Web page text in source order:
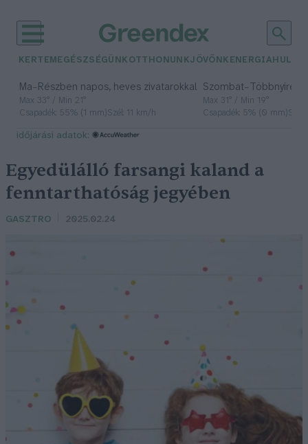
KERTEM EGÉSZSÉGÜNK OTTHONUNKJÖVŐNK ENERGIA
Ma– Részben napos, heves zivatarokkal
Max 33° / Min 21°
Csapadék: 55% (1 mm)Szél: 11 km/h
Szombat– Többnyire
Max 31° / Min 19°
Csapadék: 5% (0 mm)
időjárási adatok:
Egyedülálló farsangi kaland a
fenntarthatóság jegyében
GASZTRO 2025.02.24